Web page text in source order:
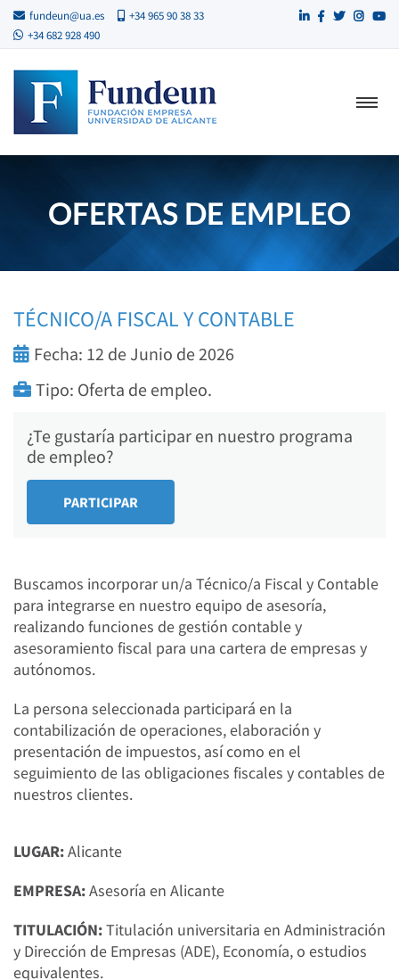
fundeun@ua.es
+34 965 90 38 33
+34 682 928 490
OFERTAS DE EMPLEO
TÉCNICO/A FISCAL Y CONTABLE
Fecha: 12 de Junio de 2026
Tipo: Oferta de empleo.
¿Te gustaría participar en nuestro programa
de empleo?
Buscamos incorporar un/a Técnico/a Fiscal y Contable
para integrarse en nuestro equipo de asesoría,
realizando funciones de gestión contable y
asesoramiento fiscal para una cartera de empresas y
autónomos.
La persona seleccionada participará en la
contabilización de operaciones, elaboración y
presentación de impuestos, así como en el
seguimiento de las obligaciones fiscales y contables de
nuestros clientes.
LUGAR:Alicante
EMPRESA:Asesoría en Alicante
TITULACIÓN:Titulación universitaria en Administración
y Dirección de Empresas (ADE), Economía, o estudios
equivalentes.